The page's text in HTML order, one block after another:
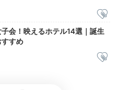
ら
会！映えるホテル14選｜誕生
すすめ